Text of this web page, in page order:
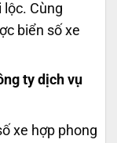
Cùng
biển số xe
ty dịch vụ
xe hợp phong